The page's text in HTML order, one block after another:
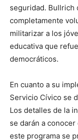
seguridad. Bullrich
completamente
militarizar a los
educativa que
democráticos.
En cuanto a su
Servicio Cívico se
Los detalles de la
se darán a
este programa se